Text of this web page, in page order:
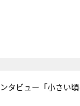
タビュー「小さい